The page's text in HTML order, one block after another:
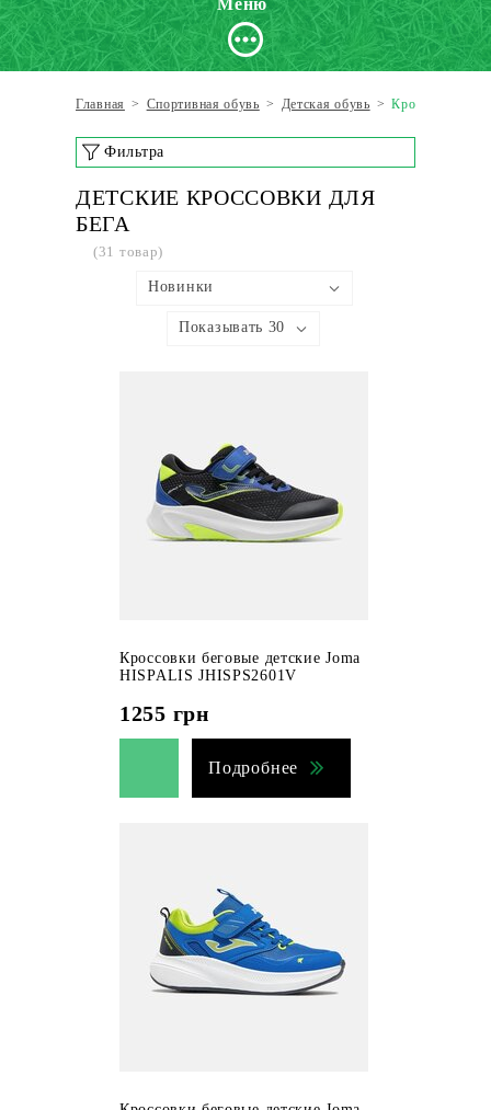
Меню
Главная > Спортивная обувь > Детская обувь > Кроссовки для
Фильтра
ДЕТСКИЕ КРОССОВКИ ДЛЯ
БЕГА
(31 товар)
Новинки
Показывать 30
Кроссовки беговые детские Joma
HISPALIS JHISPS2601V
1255 грн
Подробнее